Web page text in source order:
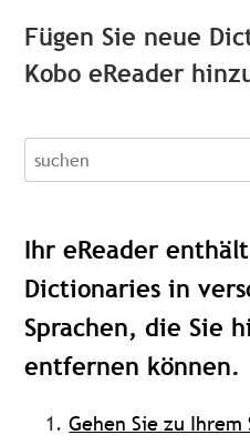
Fügen Sie neue
Kobo eReader
recherche
Ihr eReader
Dictionaries in
Sprachen, die Sie
entfernen können.
Gehen Sie zu